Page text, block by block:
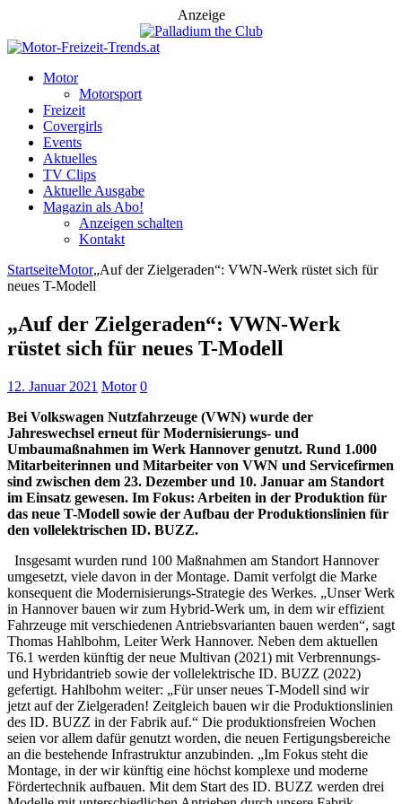
Anzeige
Motor
Motorsport
Freizeit
Covergirls
Events
Aktuelles
TV Clips
Aktuelle Ausgabe
Magazin als Abo!
Anzeigen schalten
Kontakt
StartseiteMotor„Auf der Zielgeraden“: VWN-Werk rüstet sich für
neues T-Modell
„Auf der Zielgeraden“: VWN-Werk
rüstet sich für neues T-Modell
12. Januar 2021 Motor 0
Bei Volkswagen Nutzfahrzeuge (VWN) wurde der
Jahreswechsel erneut für Modernisierungs- und
Umbaumaßnahmen im Werk Hannover genutzt. Rund 1.000
Mitarbeiterinnen und Mitarbeiter von VWN und Servicefirmen
sind zwischen dem 23. Dezember und 10. Januar am Standort
im Einsatz gewesen. Im Fokus: Arbeiten in der Produktion für
das neue T-Modell sowie der Aufbau der Produktionslinien für
den vollelektrischen ID. BUZZ.
Insgesamt wurden rund 100 Maßnahmen am Standort Hannover
umgesetzt, viele davon in der Montage. Damit verfolgt die Marke
konsequent die Modernisierungs-Strategie des Werkes. „Unser Werk
in Hannover bauen wir zum Hybrid-Werk um, in dem wir effizient
Fahrzeuge mit verschiedenen Antriebsvarianten bauen werden“, sagt
Thomas Hahlbohm, Leiter Werk Hannover. Neben dem aktuellen
T6.1 werden künftig der neue Multivan (2021) mit Verbrennungs-
und Hybridantrieb sowie der vollelektrische ID. BUZZ (2022)
gefertigt. Hahlbohm weiter: „Für unser neues T-Modell sind wir
jetzt auf der Zielgeraden! Zeitgleich bauen wir die Produktionslinien
des ID. BUZZ in der Fabrik auf.“ Die produktionsfreien Wochen
seien vor allem dafür genutzt worden, die neuen Fertigungsbereiche
an die bestehende Infrastruktur anzubinden. „Im Fokus steht die
Montage, in der wir künftig eine höchst komplexe und moderne
Fördertechnik aufbauen. Mit dem Start des ID. BUZZ werden drei